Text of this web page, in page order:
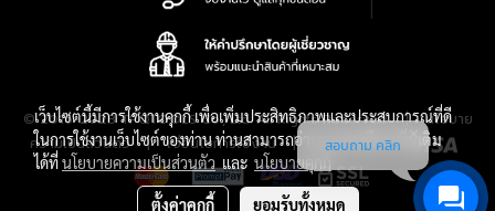
© 2016-2028 TPQTOOLS Co., Ltd. All Rights Reserved.|นโยบาย
ความเป็นส่วนตัว|เงื่อนไขการใช้งาน| แผนที่สินค้า
เว็บไซต์นี้มีการใช้งานคุกกี้ เพื่อเพิ่มประสิทธิภาพและประสบการณ์ที่ดี
ในการใช้งานเว็บไซต์ของท่าน ท่านสามารถอ่านรายละเอียดเพิ่มเติม
ได้ที่นโยบายความเป็นส่วนตัวและ นโยบายคุกกี้
ตั้งค่าคุกกี้ ยอมรับทั้งหมด
สอบถาม คลิก